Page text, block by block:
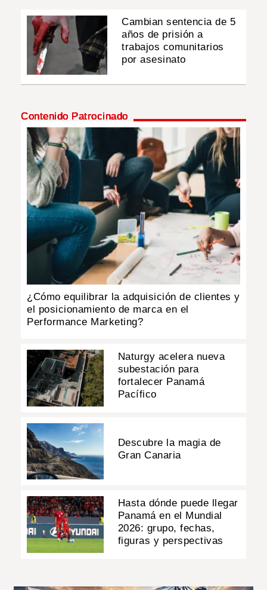
Cambian sentencia de 5
años de prisión a
trabajos comunitarios
por asesinato
Contenido Patrocinado
¿Cómo equilibrar la adquisición de clientes y
el posicionamiento de marca en el
Performance Marketing?
Naturgy acelera nueva
subestación para
fortalecer Panamá
Pacífico
Descubre la magia de
Gran Canaria
Hasta dónde puede llegar
Panamá en el Mundial
2026: grupo, fechas,
figuras y perspectivas